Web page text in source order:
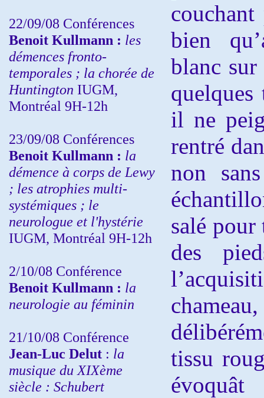
22/09/08 Conférences
Benoit Kullmann : les
démences fronto-
temporales ; la chorée de
Huntington IUGM,
Montréal 9H-12h
23/09/08 Conférences
Benoit Kullmann : la
démence à corps de Lewy
; les atrophies multi-
systémiques ; le
neurologue et l'hystérie
IUGM, Montréal 9H-12h
2/10/08 Conférence
Benoit Kullmann : la
neurologie au féminin
21/10/08 Conférence
Jean-Luc Delut : la
musique du XIXème
siècle : Schubert
bien
blanc
quelques
il ne
rentré
non
salé
des
tissu